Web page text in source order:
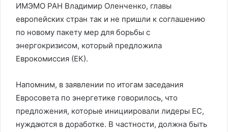
ИМЭМО РАН Владимир Оленченко, главы
европейских стран так и не пришли к соглашению
по новому пакету мер для борьбы с
энергокризисом, который предложила
Еврокомиссия (ЕК).
Напомним, в заявлении по итогам заседания
Евросовета по энергетике говорилось, что
предложения, которые инициировали лидеры ЕС,
нуждаются в доработке. В частности, должна быть